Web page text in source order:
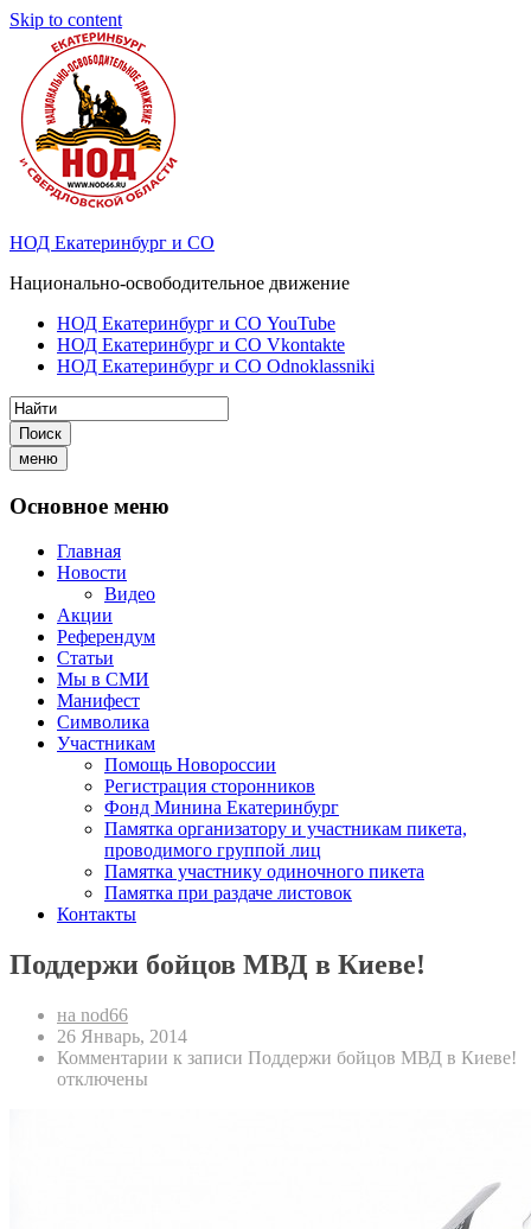
Skip to content
НОД Екатеринбург и СО
Национально-освободительное движение
НОД Екатеринбург и СО YouTube
НОД Екатеринбург и СО Vkontakte
НОД Екатеринбург и СО Odnoklassniki
Поиск
меню
Основное меню
Главная
Новости
Видео
Акции
Референдум
Статьи
Мы в СМИ
Манифест
Символика
Участникам
Помощь Новороссии
Регистрация сторонников
Фонд Минина Екатеринбург
Памятка организатору и участникам пикета,
проводимого группой лиц
Памятка участнику одиночного пикета
Памятка при раздаче листовок
Контакты
Поддержи бойцов МВД в Киеве!
на nod66
26 Январь, 2014
Комментарии к записи Поддержи бойцов МВД в Киеве!
отключены